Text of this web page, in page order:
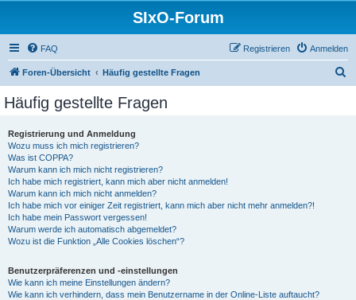
SIxO-Forum
FAQ Anmelden
Registrieren
Foren-Übersicht Häufig gestellte Fragen
Häufig gestellte Fragen
Registrierung und Anmeldung
Wozu muss ich mich registrieren?
Was ist COPPA?
Warum kann ich mich nicht registrieren?
Ich habe mich registriert, kann mich aber nicht anmelden!
Warum kann ich mich nicht anmelden?
Ich habe mich vor einiger Zeit registriert, kann mich aber nicht mehr anmelden?!
Ich habe mein Passwort vergessen!
Warum werde ich automatisch abgemeldet?
Wozu ist die Funktion „Alle Cookies löschen“?
Benutzerpräferenzen und -einstellungen
Wie kann ich meine Einstellungen ändern?
Wie kann ich verhindern, dass mein Benutzername in der Online-Liste auftaucht?